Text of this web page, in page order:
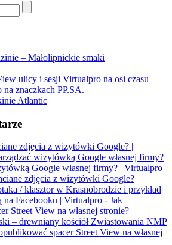
– Małolipnickie smaki
ulicy i sesji Virtualpro na osi czasu
znaczkach PP.SA.
Atlantic
zdjęcia z wizytówki Google? |
wizytówką Google własnej firmy?
Google własnej firmy? | Virtualpro
zdjęcia z wizytówki Google?
/ klasztor w Krasnobrodzie i przykład
na Facebooku | Virtualpro - Jak
Street View na własnej stronie?
– drewniany kościół Zwiastowania NMP
spacer Street View na własnej